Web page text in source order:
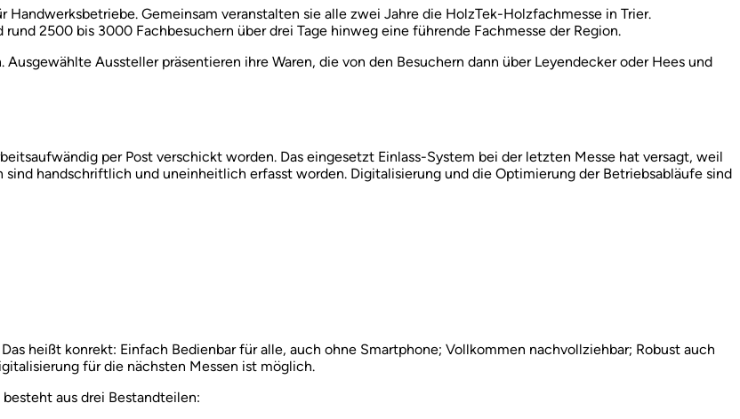
Gemeinsam veranstalten sie alle zwei Jahre die HolzTek-Holzfachmesse in Trier.
2500 bis 3000 Fachbesuchern über drei Tage hinweg eine führende Fachmesse der Region.
Aussteller präsentieren ihre Waren, die von den Besuchern dann über Leyendecker oder Hees und
per Post verschickt worden. Das eingesetzt Einlass-System bei der letzten Messe hat versagt, weil
handschriftlich und uneinheitlich erfasst worden. Digitalisierung und die Optimierung der Betriebsabläufe sind
heißt konrekt: Einfach Bedienbar für alle, auch ohne Smartphone; Vollkommen nachvollziehbar; Robust auch
für die nächsten Messen ist möglich.
aus drei Bestandteilen: